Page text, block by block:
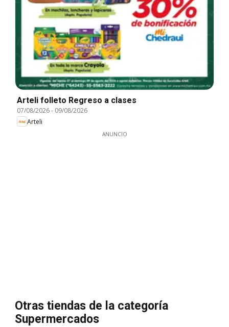
Arteli folleto Regreso a clases
07/08/2026- 09/08/2026
Arteli
ANUNCIO
Otras tiendas de la categoría
Supermercados